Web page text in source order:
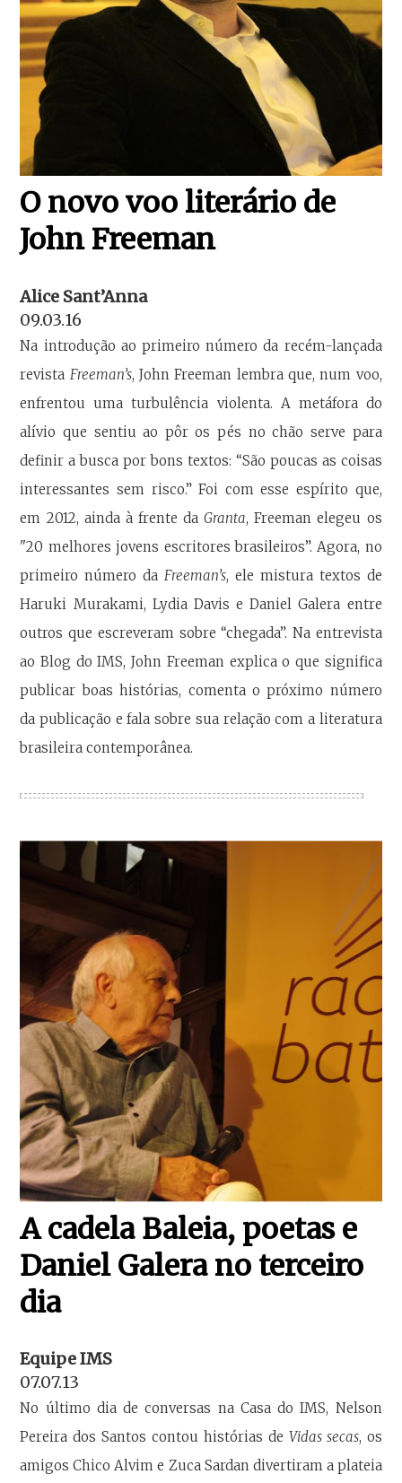
O novo voo literário de
John Freeman
Alice Sant’Anna
09.03.16
Na introdução ao primeiro número da recém-lançada
revista Freeman’s, John Freeman lembra que, num voo,
enfrentou uma turbulência violenta. A metáfora do
alívio que sentiu ao pôr os pés no chão serve para
definir a busca por bons textos: “São poucas as coisas
interessantes sem risco.” Foi com esse espírito que,
em 2012, ainda à frente daGranta, Freeman elegeu os
"20 melhores jovens escritores brasileiros”. Agora, no
primeiro número da Freeman’s, ele mistura textos de
Haruki Murakami, Lydia Davis e Daniel Galera entre
outros que escreveram sobre “chegada”. Na entrevista
ao Blog do IMS, John Freeman explica o que significa
publicar boas histórias, comenta o próximo número
da publicação e fala sobre sua relação com a literatura
brasileira contemporânea.
A cadela Baleia, poetas e
Daniel Galera no terceiro
dia
Equipe IMS
07.07.13
No último dia de conversas na Casa do IMS, Nelson
Pereira dos Santos contou histórias de Vidas secas, os
amigos Chico Alvim e Zuca Sardan divertiram a plateia